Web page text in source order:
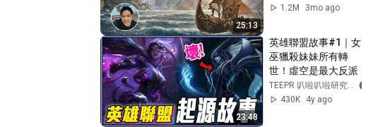
25:13
作，到底有多精彩？
1.2M
3mo ago
23:48
英雄聯盟故事#1｜女
巫獵殺妹妹所有轉
世！虛空是最大反派
430K
4y ago